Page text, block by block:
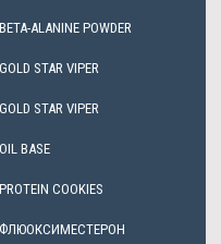
BETA-ALANINE POWDER
GOLD STAR VIPER
GOLD STAR VIPER
OIL BASE
PROTEIN COOKIES
ФЛЮОКСИМЕСТЕРОН